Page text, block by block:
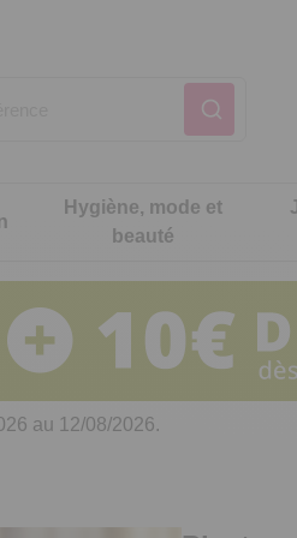
Notre produit du
Notre produit du
Notre produit du
Hygiène, mode et
beauté
Notre produit du
Notre produit du
Notre produit du
au 12/08/2026.